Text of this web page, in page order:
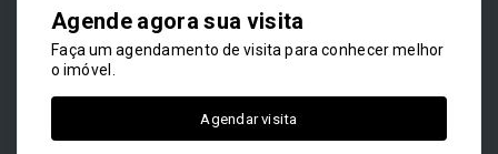
Agende agora sua visita
Faça um agendamento de visita para conhecer melhor
o imóvel.
Agendar visita